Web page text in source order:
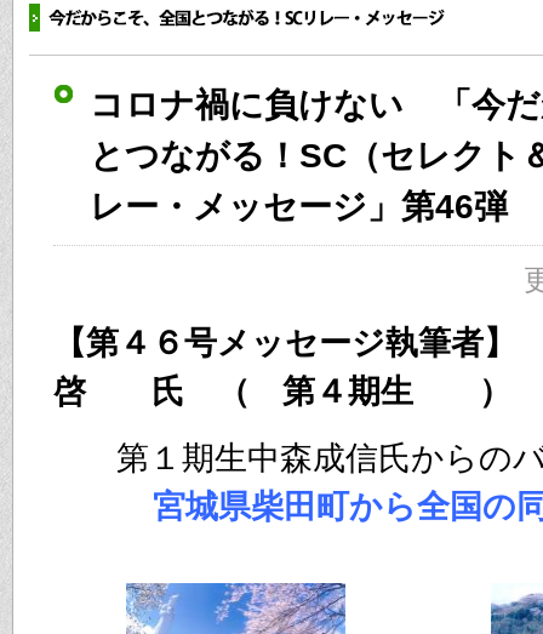
コロナ禍に負けない 「今
とつながる！SC（セレクト
レー・メッセージ」第46弾
【第４６号メッセージ執
啓 氏 （ 第４期生 ）
第１期生中森成信氏からの
宮城県柴田町から全国の